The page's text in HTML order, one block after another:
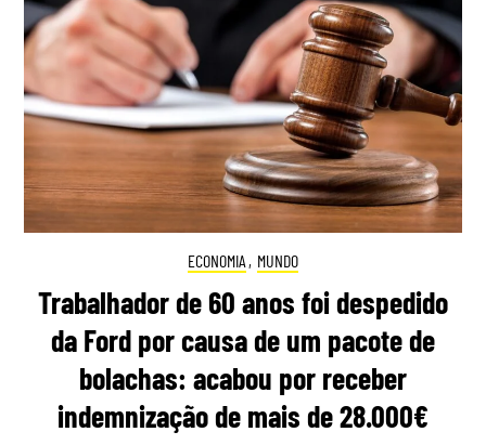
ECONOMIA , MUNDO
Trabalhador de 60 anos foi despedido
da Ford por causa de um pacote de
bolachas: acabou por receber
indemnização de mais de 28.000€